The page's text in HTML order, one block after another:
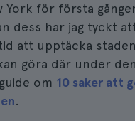
York för första
dess har jag tyckt
att upptäcka
göra där under
om 10 saker att
.